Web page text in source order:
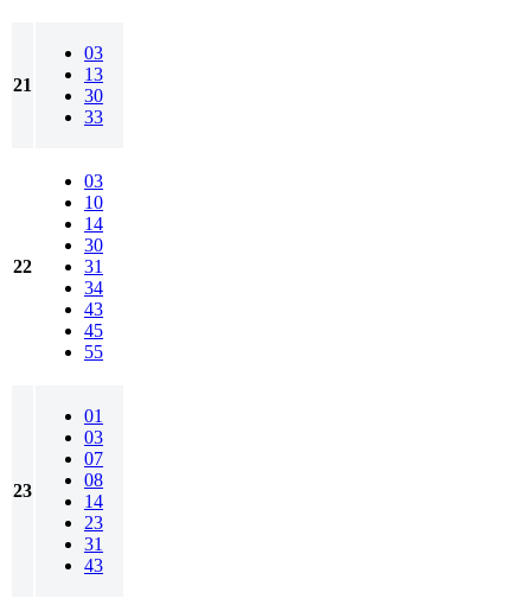
21
03
13
30
33
22
03
10
14
30
31
34
43
45
55
23
01
03
07
08
14
23
31
43